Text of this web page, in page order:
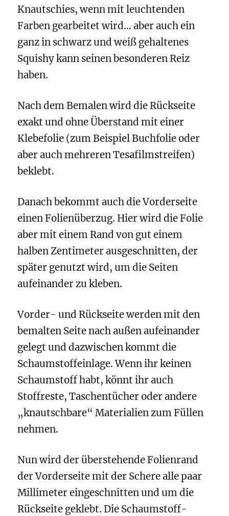
Knautschies, wenn mit leuchtenden
Farben gearbeitet wird… aber auch ein
ganz in schwarz und weiß gehaltenes
Squishy kann seinen besonderen Reiz
haben.
Nach dem Bemalen wird die Rückseite
exakt und ohne Überstand mit einer
Klebefolie (zum Beispiel Buchfolie oder
aber auch mehreren Tesafilmstreifen)
beklebt.
Danach bekommt auch die Vorderseite
einen Folienüberzug. Hier wird die Folie
aber mit einem Rand von gut einem
halben Zentimeter ausgeschnitten, der
später genutzt wird, um die Seiten
aufeinander zu kleben.
Vorder- und Rückseite werden mit den
bemalten Seite nach außen aufeinander
gelegt und dazwischen kommt die
Schaumstoffeinlage. Wenn ihr keinen
Schaumstoff habt, könnt ihr auch
Stoffreste, Taschentücher oder andere
„knautschbare“ Materialien zum Füllen
nehmen.
Nun wird der überstehende Folienrand
der Vorderseite mit der Schere alle paar
Millimeter eingeschnitten und um die
Rückseite geklebt. Die Schaumstoff-